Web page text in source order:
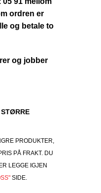
ordren er
og betale to
og jobber
STØRRE
PRODUKTER,
PÅ FRAKT. DU
LEGGE IGJEN
SIDE.